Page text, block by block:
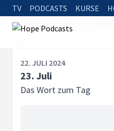
TV PODCASTS KURSE
Startseite
22. JULI 2024
23. Juli
Das Wort zum Tag